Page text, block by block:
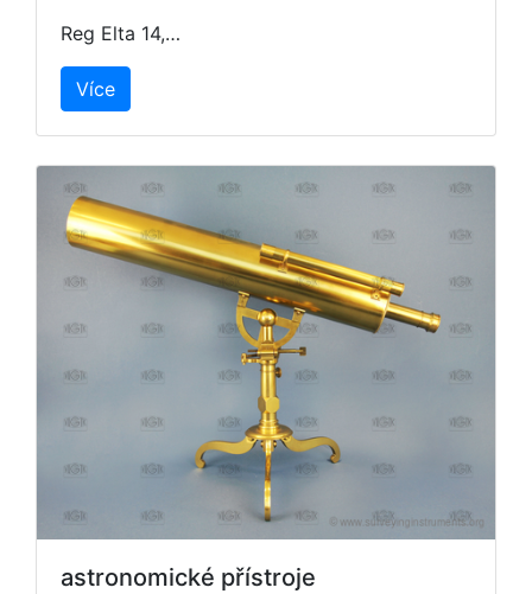
Reg Elta 14,…
Více
astronomické přístroje